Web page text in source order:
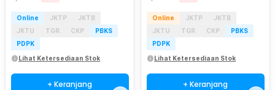
Online JKTP
JKTB
JKTU
TGR CKP
PBKS
PDPK
Lihat Ketersediaan Stok
+ Keranjang
Online JKTP
JKTB
JKTU
TGR CKP
PBKS
PDPK
Lihat Ketersediaan Stok
+ Keranjang